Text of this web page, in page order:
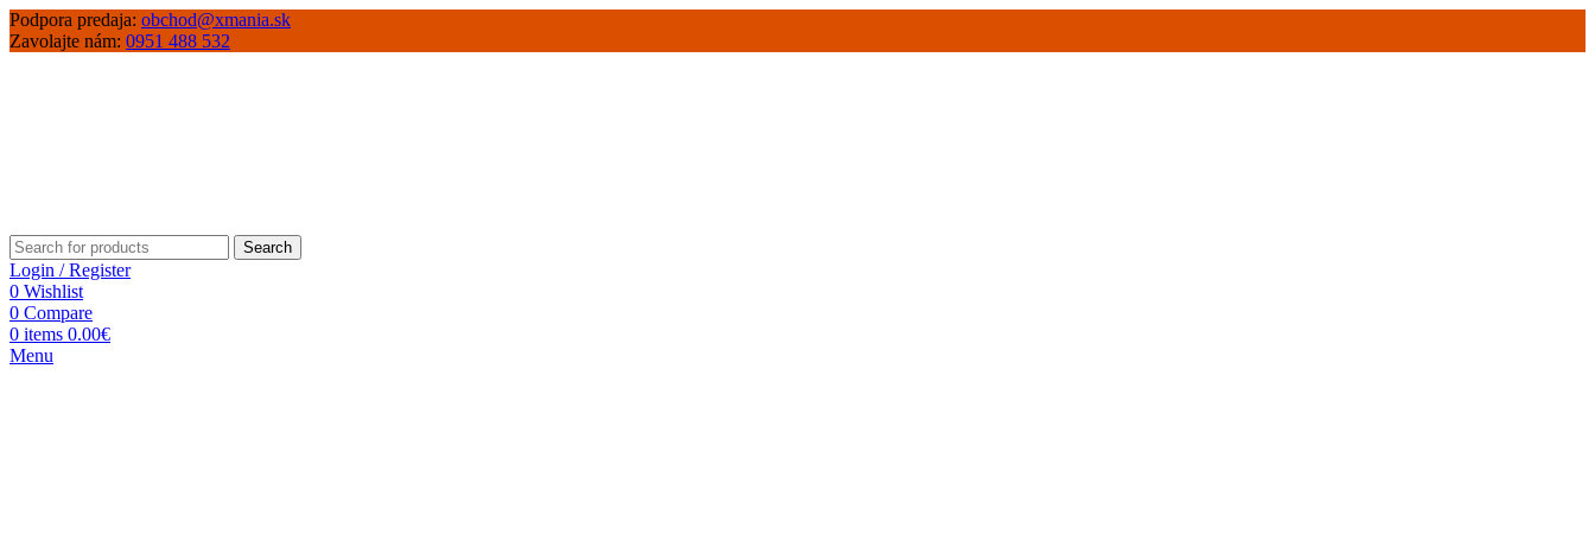
Podpora predaja: obchod@xmania.sk
Zavolajte nám: 0951 488 532
Search
Login / Register
0 Wishlist
0 Compare
0 items 0.00€
Menu